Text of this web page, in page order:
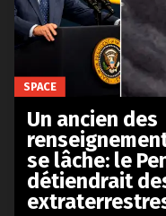
SPACE
Un ancien des
se lâche: le
détiendrait